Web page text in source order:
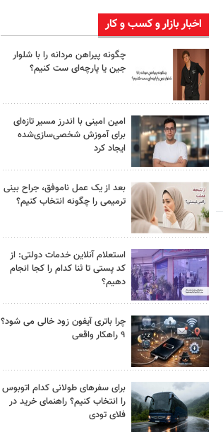
اخبار بازار و کسب و کار
چگونه پیراهن مردانه را با شلوار
جین یا پارچه‌ای ست کنیم؟
امین امینی با اندرز مسیر تازه‌ای
برای آموزش شخصی‌سازی‌شده
ایجاد کرد
بعد از یک عمل ناموفق، جراح بینی
ترمیمی را چگونه انتخاب کنیم؟
استعلام آنلاین خدمات دولتی: از
کد پستی تا ثنا کدام را کجا انجام
دهیم؟
چرا باتری آیفون زود خالی می شود؟
۹ راهکار واقعی
برای سفرهای طولانی کدام اتوبوس
را انتخاب کنیم؟ راهنمای خرید در
فلای تودی